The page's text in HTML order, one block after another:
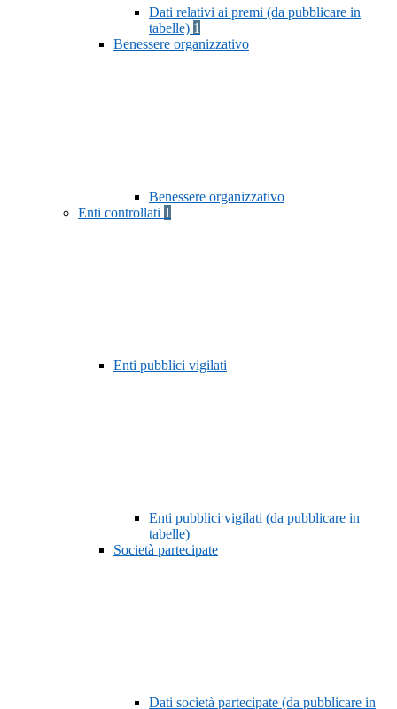
Dati relativi ai premi (da pubblicare in
tabelle) 1
Benessere organizzativo
Benessere organizzativo
Enti controllati 1
Enti pubblici vigilati
Enti pubblici vigilati (da pubblicare in
tabelle)
Società partecipate
Dati società partecipate (da pubblicare in